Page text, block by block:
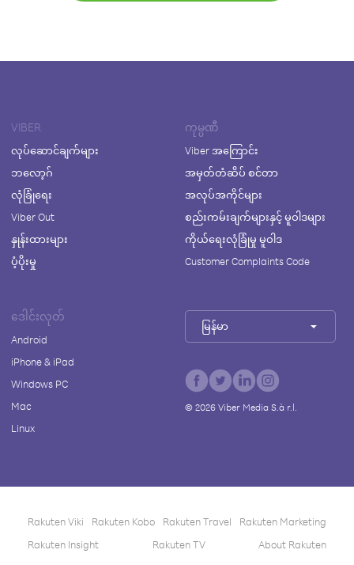
VIBER
လုပ်ဆောင်ချက်များ
ဘလော့ဂ်
လုံခြုံရေး
Viber Out
နှုန်းထားများ
ပံ့ပိုးမှု
ကုမ္ပဏီ
Viber အကြောင်း
အမှတ်တံဆိပ် စင်တာ
အလုပ်အကိုင်များ
စည်းကမ်းချက်များနှင့် မူဝါဒများ
ကိုယ်ရေးလုံခြုံမှု မူဝါဒ
Customer Complaints Code
ဒေါင်းလုတ်
Android
iPhone & iPad
Windows PC
Mac
Linux
မြန်မာ
© 2026Viber Media S.à r.l.
Rakuten Viki Rakuten Kobo Rakuten Travel
Rakuten Marketing
Rakuten Insight
Rakuten TV About Rakuten